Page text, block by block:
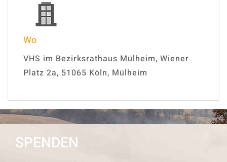
Wo
VHS im Bezirksrathaus Mülheim, Wiener
Platz 2a, 51065 Köln, Mülheim
SPENDEN